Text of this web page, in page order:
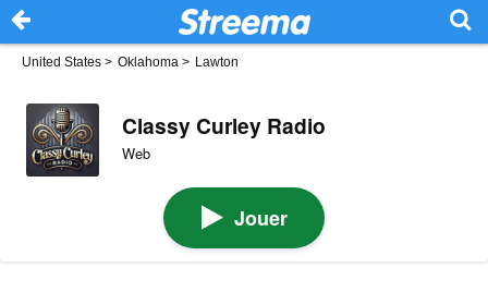
United States > Oklahoma > Lawton
Classy Curley Radio
Web
Jouer